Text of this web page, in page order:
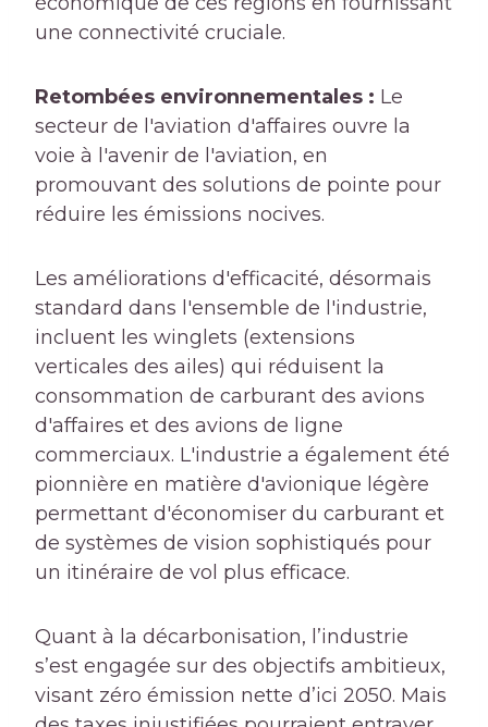
une connectivité cruciale.
Retombées environnementales : Le
secteur de l'aviation d'affaires ouvre la
voie à l'avenir de l'aviation, en
promouvant des solutions de pointe pour
réduire les émissions nocives.
Les améliorations d'efficacité, désormais
standard dans l'ensemble de l'industrie,
incluent les winglets (extensions
verticales des ailes) qui réduisent la
consommation de carburant des avions
d'affaires et des avions de ligne
commerciaux. L'industrie a également été
pionnière en matière d'avionique légère
permettant d'économiser du carburant et
de systèmes de vision sophistiqués pour
un itinéraire de vol plus efficace.
Quant à la décarbonisation, l’industrie
s’est engagée sur des objectifs ambitieux,
visant zéro émission nette d’ici 2050. Mais